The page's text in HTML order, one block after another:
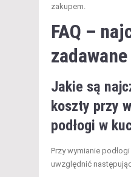
zakupem.
FAQ –
Jakie są
koszty przy
podłogi w
Przy wymianie
uwzględnić